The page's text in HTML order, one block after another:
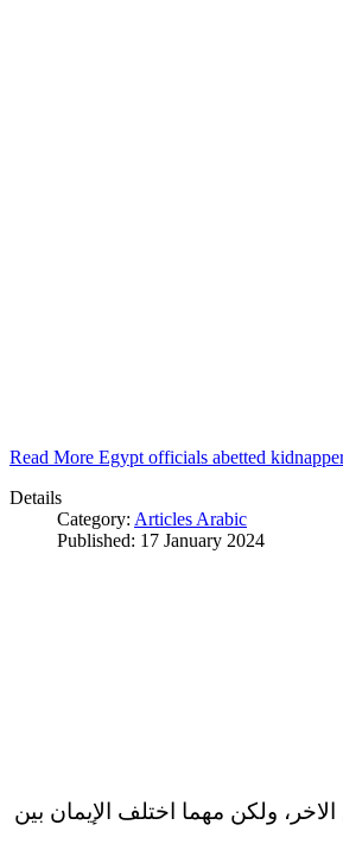
Read More Egypt officials abetted
Details
Category: Articles Arabic
Published: 17 January 2024
ولكن مهما اختلف الإيمان بين